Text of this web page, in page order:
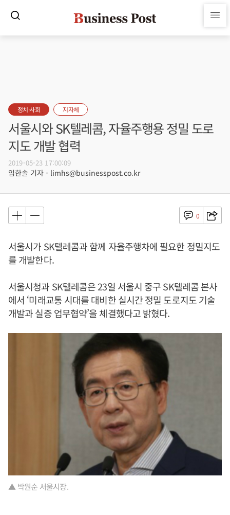
정치·사회 지자체
서울시와 SK텔레콤, 자율주행용 정밀 도로
지도 개발 협력
2019-05-23 17:00:09
임한솔 기자 - limhs@businesspost.co.kr
0
서울시가 SK텔레콤과 함께 자율주행차에 필요한 정밀지도
를 개발한다.
서울시청과 SK텔레콤은 23일 서울시 중구 SK텔레콤 본사
에서 ‘미래교통 시대를 대비한 실시간 정밀 도로지도 기술
개발과 실증 업무협약’을 체결했다고 밝혔다.
▲ 박원순 서울시장.